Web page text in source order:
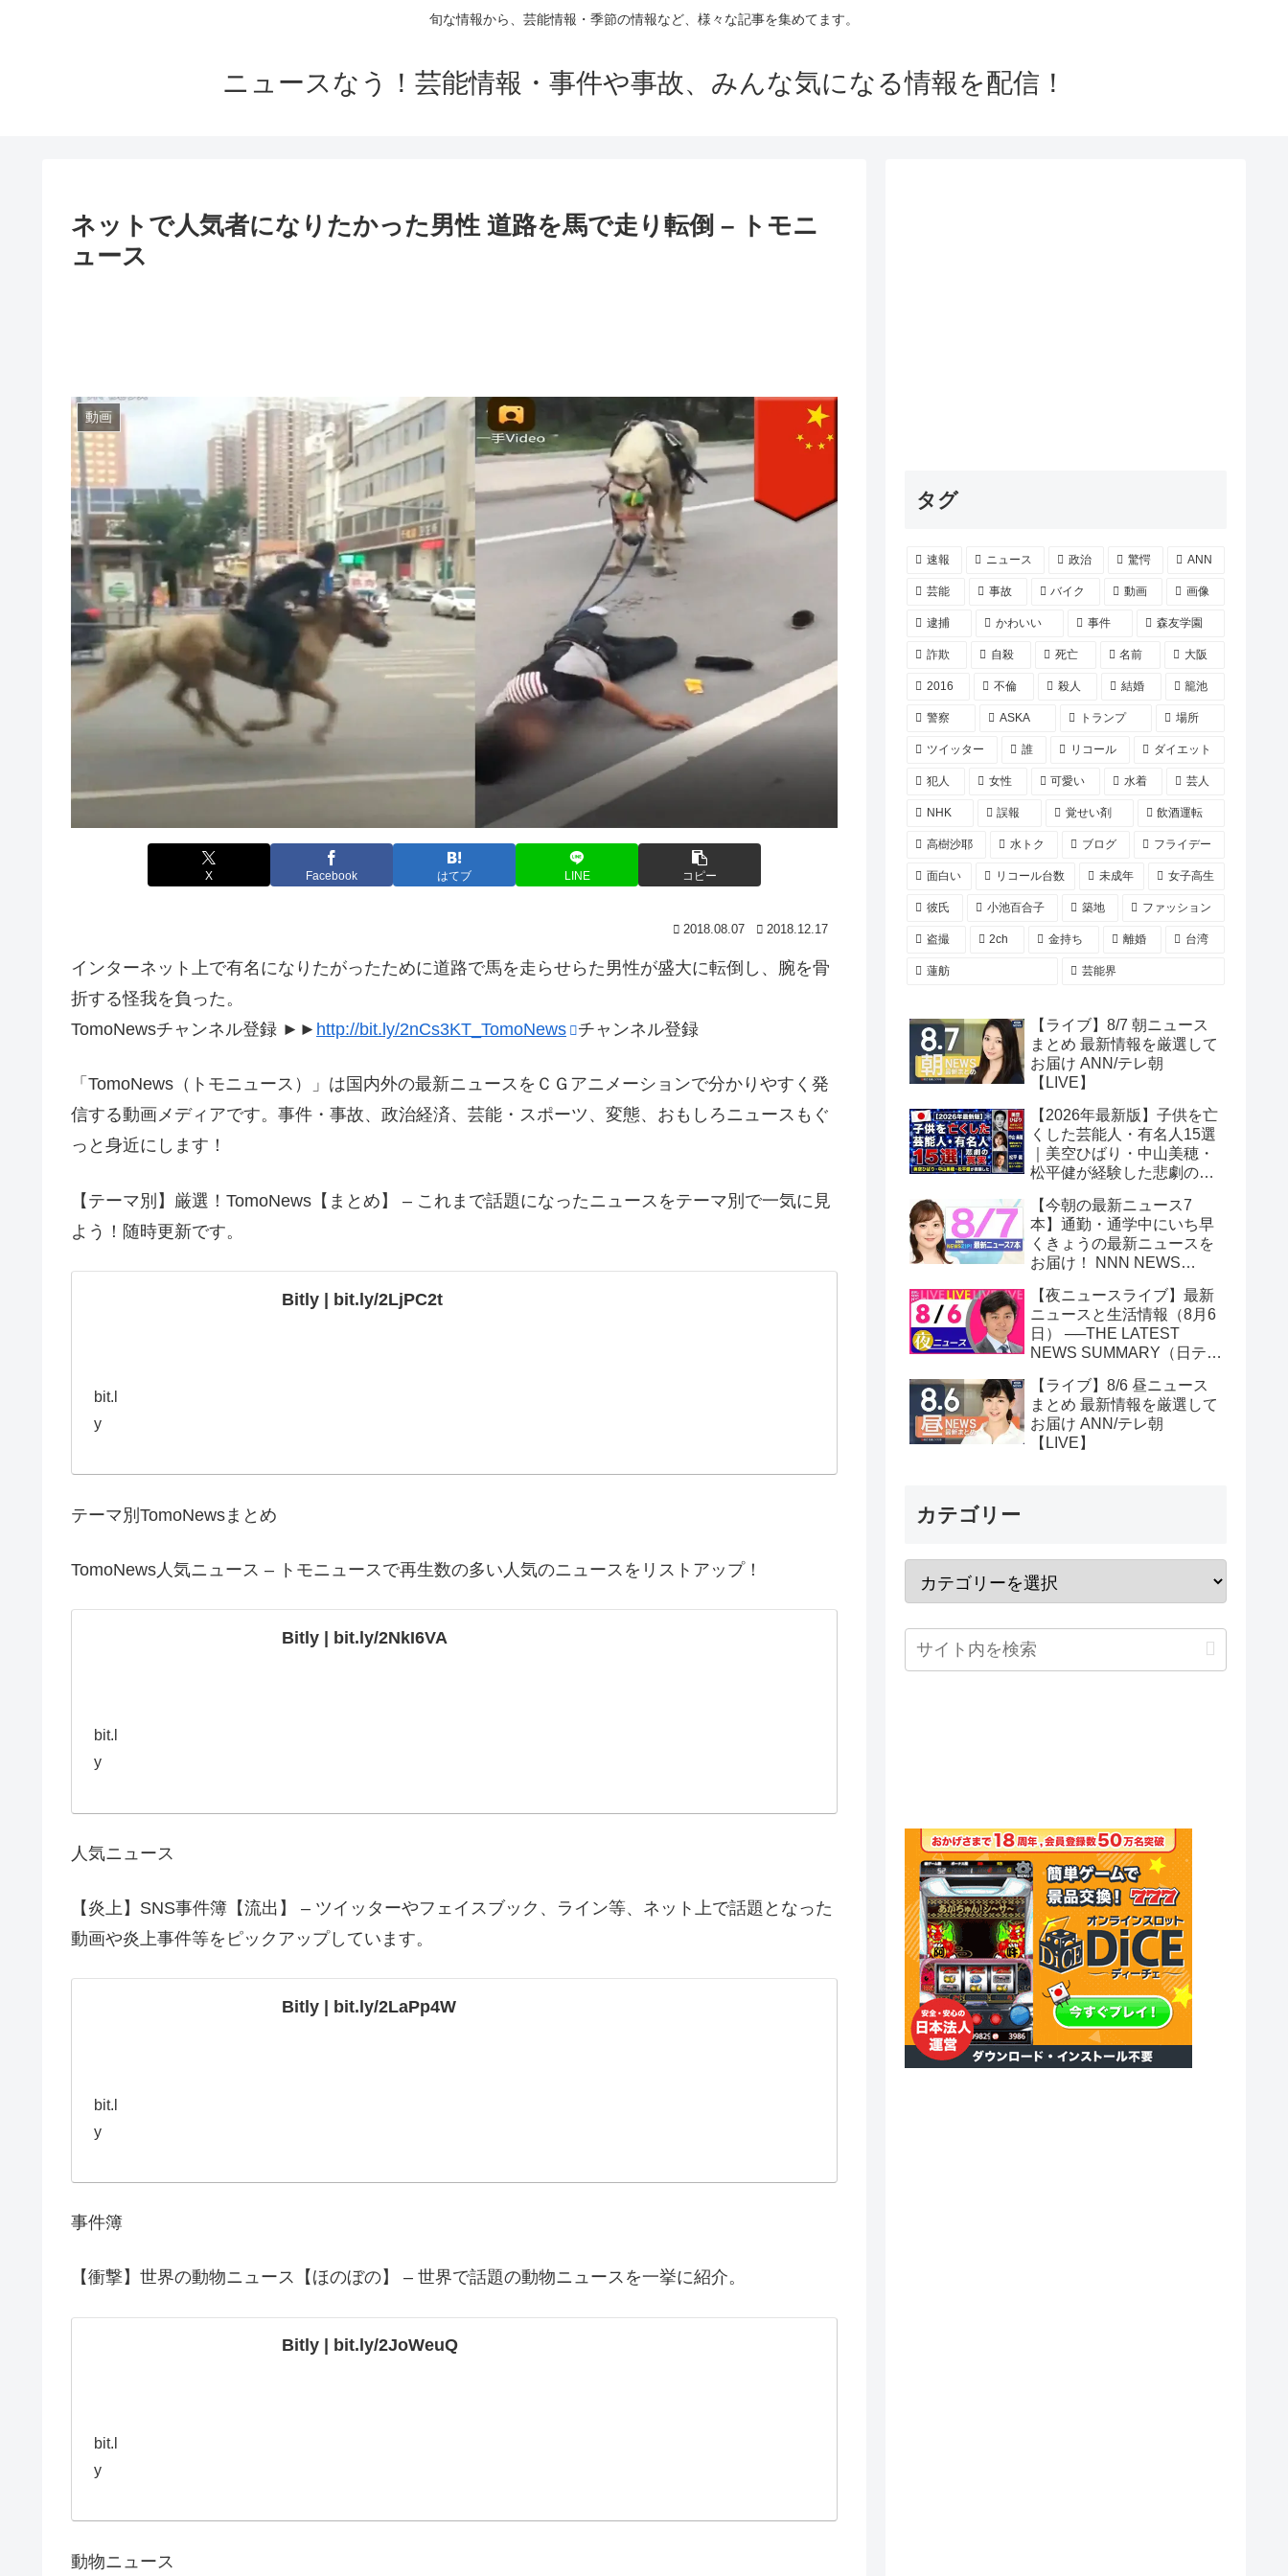
旬な情報から、芸能情報・季節の情報など、様々な記事を集めてます。
ニュースなう！芸能情報・事件や事故、みんな気になる情報を配信！
ネットで人気者になりたかった男性 道路を馬で走り転倒 – トモニ
ュース
動画
X Facebook はてブ LINE コピー
2018.08.07 2018.12.17
インターネット上で有名になりたがったために道路で馬を走らせらた男性が盛大に転倒し、腕を骨
折する怪我を負った。
TomoNewsチャンネル登録 ►► http://bit.ly/2nCs3KT_TomoNews チャンネル登録
「TomoNews（トモニュース）」は国内外の最新ニュースをＣＧアニメーションで分かりやすく発
信する動画メディアです。事件・事故、政治経済、芸能・スポーツ、変態、おもしろニュースもぐ
っと身近にします！
【テーマ別】厳選！TomoNews【まとめ】 – これまで話題になったニュースをテーマ別で一気に見
よう！随時更新です。
Bitly | bit.ly/2LjPC2t
bit.l
y
テーマ別TomoNewsまとめ
TomoNews人気ニュース – トモニュースで再生数の多い人気のニュースをリストアップ！
Bitly | bit.ly/2NkI6VA
bit.l
y
人気ニュース
【炎上】SNS事件簿【流出】 – ツイッターやフェイスブック、ライン等、ネット上で話題となった
動画や炎上事件等をピックアップしています。
Bitly | bit.ly/2LaPp4W
bit.l
y
事件簿
【衝撃】世界の動物ニュース【ほのぼの】 – 世界で話題の動物ニュースを一挙に紹介。
Bitly | bit.ly/2JoWeuQ
bit.l
y
動物ニュース
タグ
速報 ニュース 政治 驚愕 ANN
芸能 事故 バイク 動画 画像
逮捕 かわいい 事件 森友学園
詐欺 自殺 死亡 名前 大阪
2016 不倫 殺人 結婚 籠池
警察 ASKA トランプ 場所
ツイッター 誰 リコール ダイエット
犯人 女性 可愛い 水着 芸人
NHK 誤報 覚せい剤 飲酒運転
高樹沙耶 水トク ブログ フライデー
面白い リコール台数 未成年 女子高生
彼氏 小池百合子 築地 ファッション
盗撮 2ch 金持ち 離婚 台湾
蓮舫 芸能界
【ライブ】8/7 朝ニュース
まとめ 最新情報を厳選して
お届け ANN/テレ朝
【LIVE】
【2026年最新版】子供を亡
くした芸能人・有名人15選
｜美空ひばり・中山美穂・
松平健が経験した悲劇の真
【今朝の最新ニュース7
本】通勤・通学中にいち早
くきょうの最新ニュースを
お届け！ NNN NEWS
【夜ニュースライブ】最新
ニュースと生活情報（8月6
日） ──THE LATEST
NEWS SUMMARY（日テレ
【ライブ】8/6 昼ニュース
まとめ 最新情報を厳選して
お届け ANN/テレ朝
【LIVE】
カテゴリー